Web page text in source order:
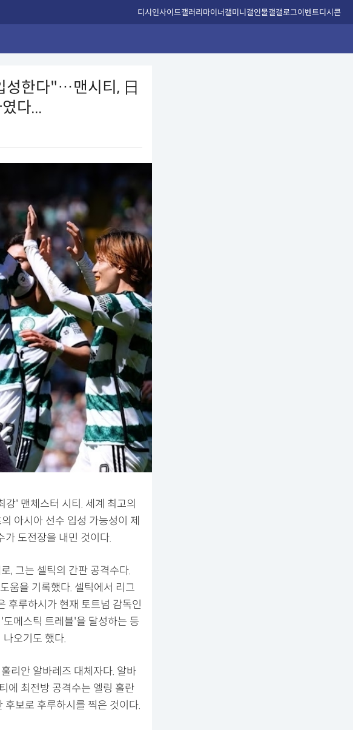
디시인사이드갤러리마이너갤미니갤인물갤갤로그이벤트디시콘
성한다"…맨시티, 日
다...
' 맨체스터 시티. 세계 최고의
아시아 선수 입성 가능성이 제
가 도전장을 내민 것이다.
, 그는 셀틱의 간판 공격수다.
움을 기록했다. 셀틱에서 리그
후루하시가 현재 토트넘 감독인
메스틱 트레블'을 달성하는 등
오기도 했다.
리안 알바레즈 대체자다. 알바
에 최전방 공격수는 엘링 홀란
후보로 후루하시를 찍은 것이다.